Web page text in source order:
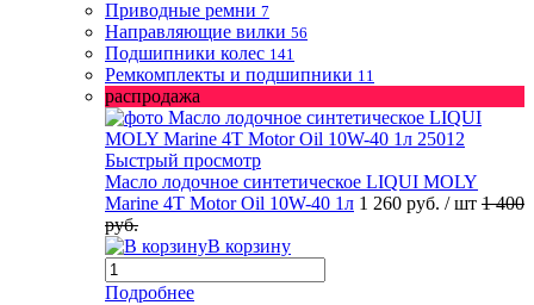
Приводные ремни 7
Направляющие вилки 56
Подшипники колес 141
Ремкомплекты и подшипники 11
распродажа
Быстрый просмотр
Масло лодочное синтетическое LIQUI MOLY
Marine 4T Motor Oil 10W-40 1л 1 260 руб. / шт 1 400
руб.
В корзину
Подробнее